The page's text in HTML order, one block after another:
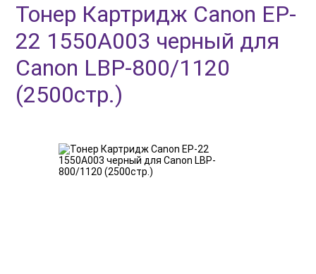
Тонер Картридж Canon EP-
22 1550A003 черный для
Canon LBP-800/1120
(2500стр.)